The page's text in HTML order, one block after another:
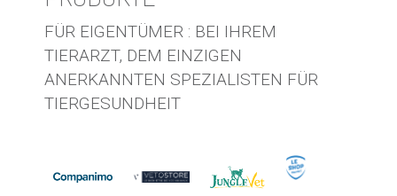
FÜR EIGENTÜMER : BEI IHREM
TIERARZT, DEM EINZIGEN
ANERKANNTEN SPEZIALISTEN FÜR
TIERGESUNDHEIT